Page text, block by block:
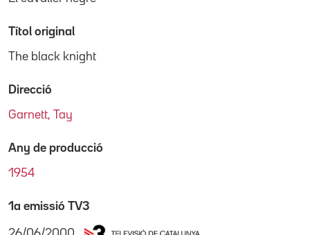
Títol original
The black knight
Direcció
Garnett, Tay
Any de producció
1954
1a emissió TV3